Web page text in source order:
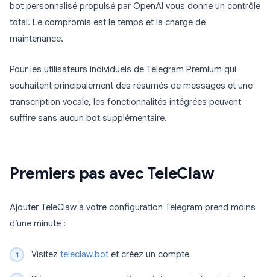
bot personnalisé propulsé par OpenAI vous donne un contrôle
total. Le compromis est le temps et la charge de
maintenance.
Pour les utilisateurs individuels de Telegram Premium qui
souhaitent principalement des résumés de messages et une
transcription vocale, les fonctionnalités intégrées peuvent
suffire sans aucun bot supplémentaire.
Premiers pas avec TeleClaw
Ajouter TeleClaw à votre configuration Telegram prend moins
d’une minute :
Visitez teleclaw.bot et créez un compte